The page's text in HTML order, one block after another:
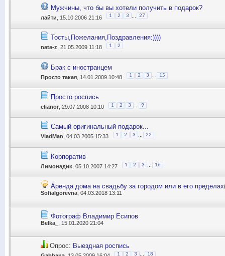
Мужчины, что бы вы хотели получить в подарок?
лайти , 15.10.2006 21:16 1 2 3 27
Тосты,Пожелания,Поздравления:))))
nata-z , 21.05.2009 11:18 1 2
Брак с иностранцем
Прocто такая , 14.01.2009 10:48 1 2 3 15
Просто роспись
elianor , 29.07.2008 10:10 1 2 3 9
Самый оригинальный подарок...
VladMan , 04.03.2005 15:33 1 2 3 22
Корпоратив
Лимонадик , 05.10.2007 14:27 1 2 3 16
Аренда дома на свадьбу за городом или в его
SofiaIgorevna, 04.03.2018 13:11
Фотограф Владимир Есипов
Belka_ , 15.01.2020 21:04
Опрос: Выездная роспись
1 2 3 18